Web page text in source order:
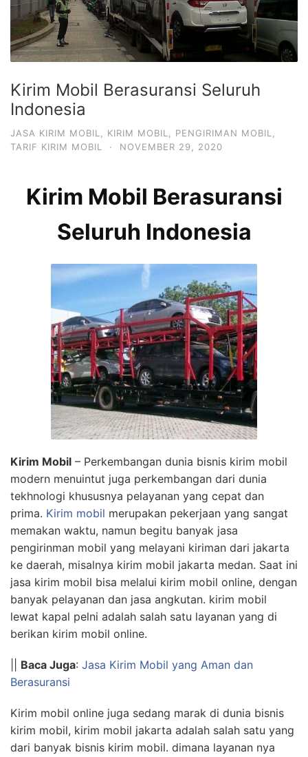
Kirim Mobil Berasuransi Seluruh
Indonesia
JASA KIRIM MOBIL, KIRIM MOBIL, PENGIRIMAN MOBIL,
TARIF KIRIM MOBIL
· NOVEMBER 29, 2020
Kirim Mobil Berasuransi
Seluruh Indonesia
Kirim Mobil – Perkembangan dunia bisnis kirim mobil
modern menuintut juga perkembangan dari dunia
tekhnologi khususnya pelayanan yang cepat dan
prima. Kirim mobil merupakan pekerjaan yang sangat
memakan waktu, namun begitu banyak jasa
pengirinman mobil yang melayani kiriman dari jakarta
ke daerah, misalnya kirim mobil jakarta medan. Saat ini
jasa kirim mobil bisa melalui kirim mobil online, dengan
banyak pelayanan dan jasa angkutan. kirim mobil
lewat kapal pelni adalah salah satu layanan yang di
berikan kirim mobil online.
Baca Juga: Jasa Kirim Mobil yang Aman dan
Berasuransi
Kirim mobil online juga sedang marak di dunia bisnis
kirim mobil, kirim mobil jakarta adalah salah satu yang
dari banyak bisnis kirim mobil. dimana layanan nya